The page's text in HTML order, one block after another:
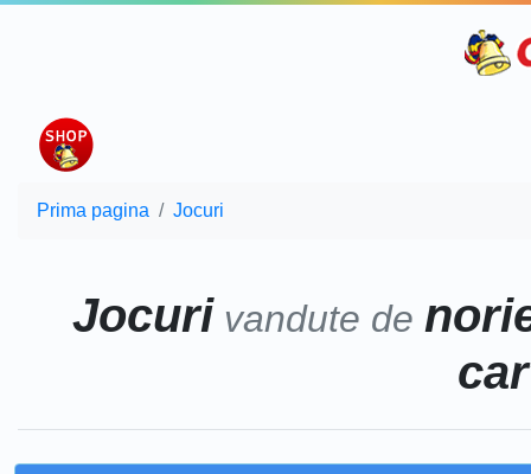
Prima pagina Jocuri
Jocurivandute de